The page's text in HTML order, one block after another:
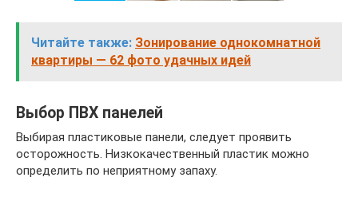
Читайте также: Зонирование однокомнатной
квартиры — 62 фото удачных идей
Выбор ПВХ панелей
Выбирая пластиковые панели, следует проявить
осторожность. Низкокачественный пластик можно
определить по неприятному запаху.